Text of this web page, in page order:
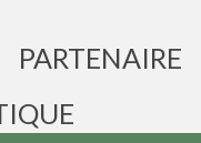
PARTENAIRE